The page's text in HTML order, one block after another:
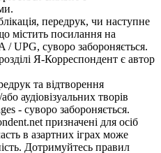
передрук, чи наступне
містить посилання на
/ UPG, суворо забороняється.
Я-Корреспондент є автор
та відтворення
аудіовізуальних творів
- суворо забороняється.
призначені для осіб
в азартних іграх може
Дотримуйтесь правил